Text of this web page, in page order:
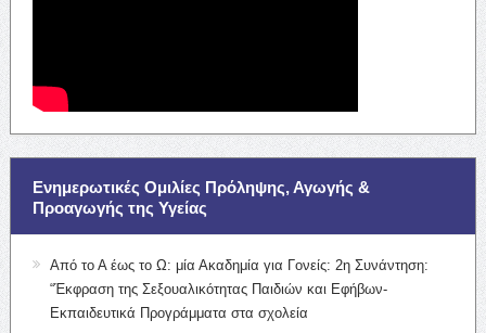
Ενημερωτικές Ομιλίες Πρόληψης, Αγωγής &
Προαγωγής της Υγείας
Από το Α έως το Ω: μία Ακαδημία για Γονείς: 2η Συνάντηση:
“Έκφραση της Σεξουαλικότητας Παιδιών και Εφήβων-
Εκπαιδευτικά Προγράμματα στα σχολεία